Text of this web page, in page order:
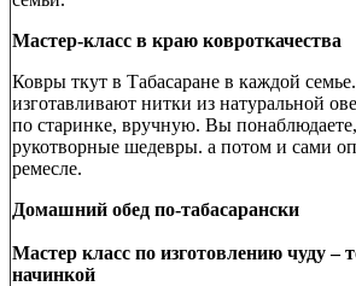
Мастер-класс в краю ковроткачества
Ковры ткут в Табасаране в каждой
изготавливают нитки из натуральной
по старинке, вручную. Вы понаблюдаете,
рукотворные шедевры. а потом и сами
ремесле.
Домашний обед по-табасарански
Мастер класс по изготовлению чуду –
начинкой